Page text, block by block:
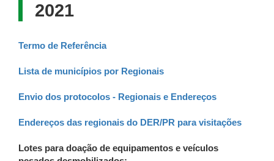
2021
Termo de Referência
Lista de municípios por Regionais
Envio dos protocolos - Regionais e Endereços
Endereços das regionais do DER/PR para visitações
Lotes para doação de equipamentos e veículos